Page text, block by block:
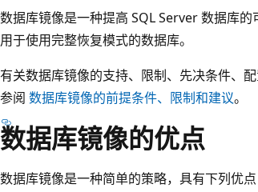
数据库镜像是一种提高 SQL Server 数据库
用于使用完整恢复模式的数据库。
有关数据库镜像的支持、限制、先决条件、
参阅 数据库镜像的前提条件、限制和建议。
数据库镜像的优点
数据库镜像是一种简单的策略，具有下列优点